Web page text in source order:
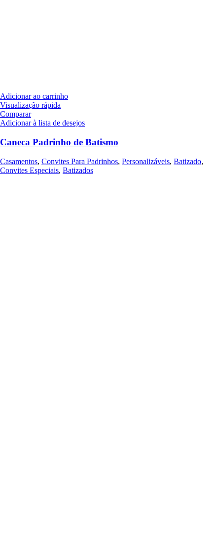
Adicionar ao carrinho
Visualização rápida
Comparar
Adicionar à lista de desejos
Caneca Padrinho de Batismo
Casamentos, Convites Para Padrinhos, Personalizáveis, Batizado,
Convites Especiais, Batizados